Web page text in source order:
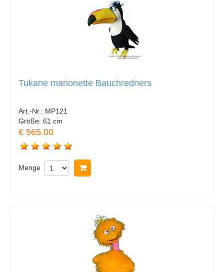
Tukane marionette Bauchredners
Art.-Nr.: MP121
Größe: 61 cm
€ 565.00
Menge